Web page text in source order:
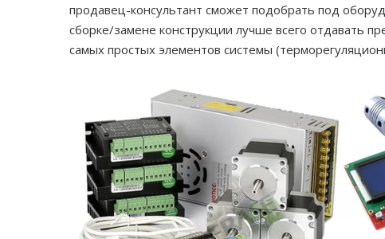
продавец-консультант сможет подобрать под
сборке/замене конструкции лучше всего отдавать
самых простых элементов системы